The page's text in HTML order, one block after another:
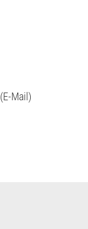
(E-Mail)